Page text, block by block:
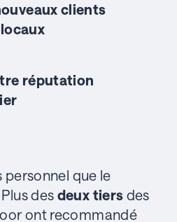
clients
réputation
personnel que le
des deux tiers des
ont recommandé